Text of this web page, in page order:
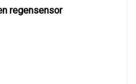
regensensor